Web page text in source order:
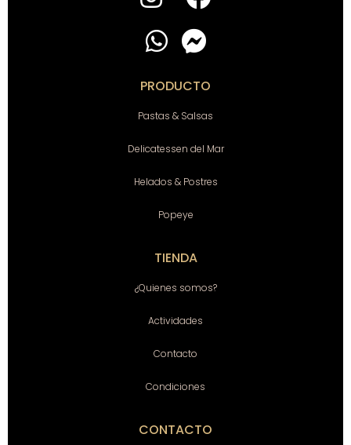
PRODUCTO
Pastas & Salsas
Delicatessen del Mar
Helados & Postres
Popeye
TIENDA
¿Quienes somos?
Actividades
Contacto
Condiciones
CONTACTO